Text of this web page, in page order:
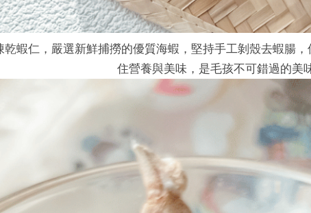
蝦仁，嚴選新鮮捕撈的優質海蝦，堅持手工剝殼去蝦腸
住營養與美味，是毛孩不可錯過的美